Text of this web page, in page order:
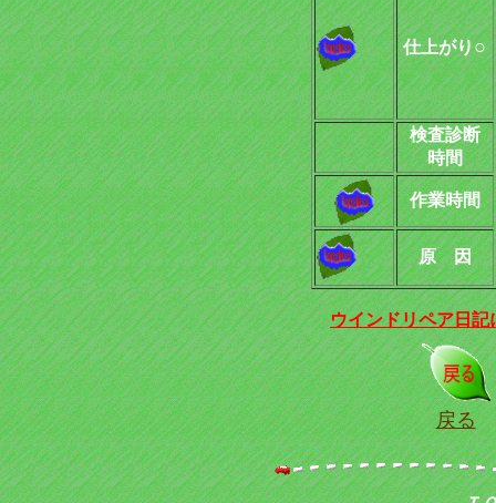
仕上がり○
検査診断
時間
作業時間
原 因
ウインドリペア日記
戻る